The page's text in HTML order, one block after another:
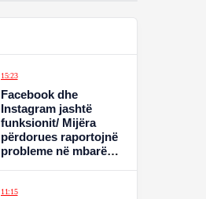
15:23
Facebook dhe
Instagram jashtë
funksionit/ Mijëra
përdorues raportojnë
probleme në mbarë
11:15